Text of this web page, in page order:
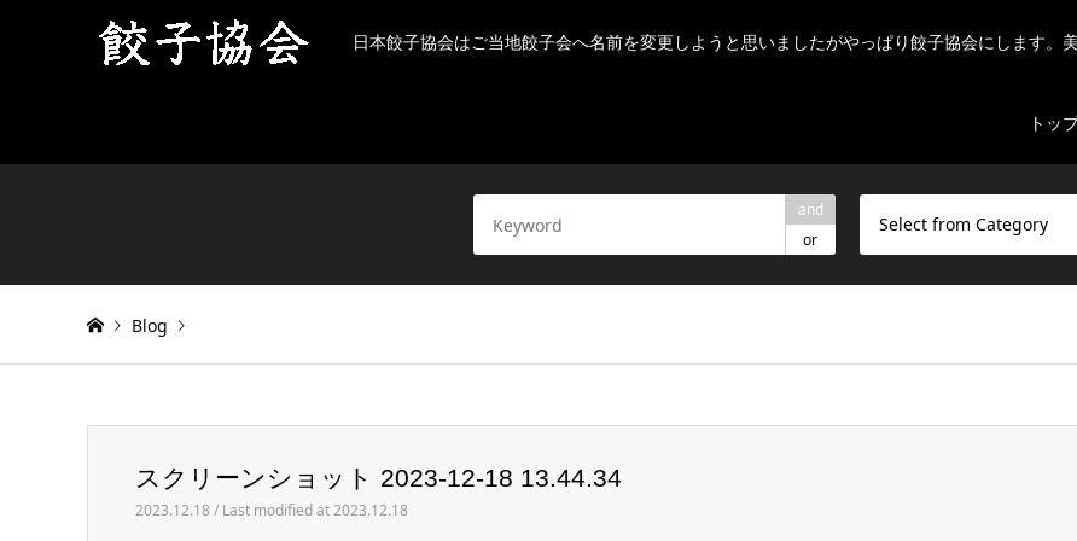
日本餃子協会はご当地餃子会へ名前を変更しようと思いましたがやっぱり餃子協会にします。
トッ
and
or
Select from Category
Blog
スクリーンショット 2023-12-18 13.44.34
スクリーンショット 2023-12-18 13.44.34
2023.12.18 / Last modified at 2023.12.18